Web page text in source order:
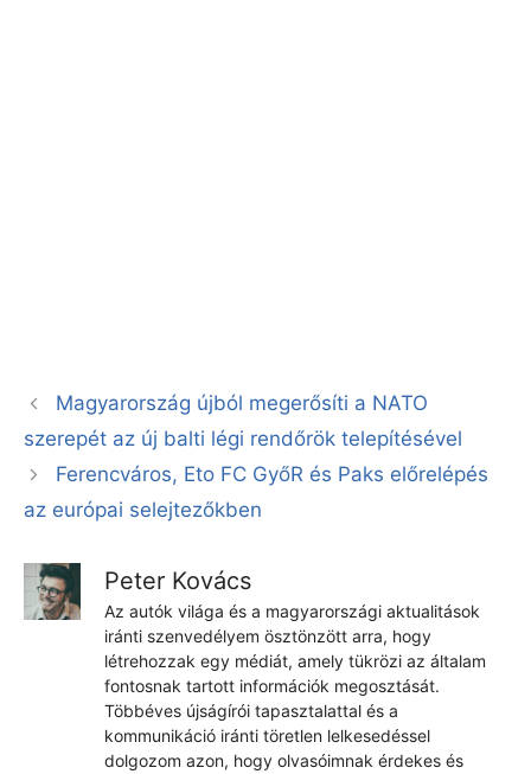
Magyarország újból megerősíti a NATO
szerepét az új balti légi rendőrök telepítésével
Ferencváros, Eto FC GyőR és Paks előrelépés
az európai selejtezőkben
Peter Kovács
Az autók világa és a magyarországi aktualitások
iránti szenvedélyem ösztönzött arra, hogy
létrehozzak egy médiát, amely tükrözi az általam
fontosnak tartott információk megosztását.
Többéves újságírói tapasztalattal és a
kommunikáció iránti töretlen lelkesedéssel
dolgozom azon, hogy olvasóimnak érdekes és